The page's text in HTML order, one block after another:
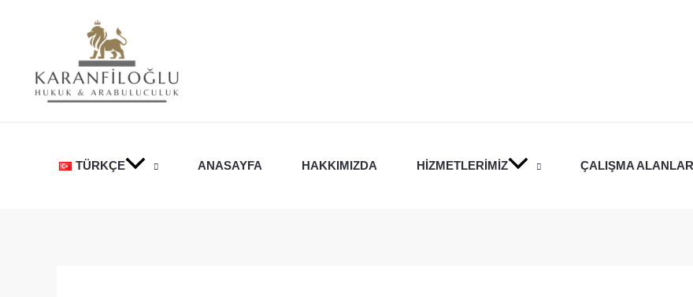
TÜRKÇE ANASAYFA HAKKIMIZDA HIZMETLERIMIZ ÇALIŞMA